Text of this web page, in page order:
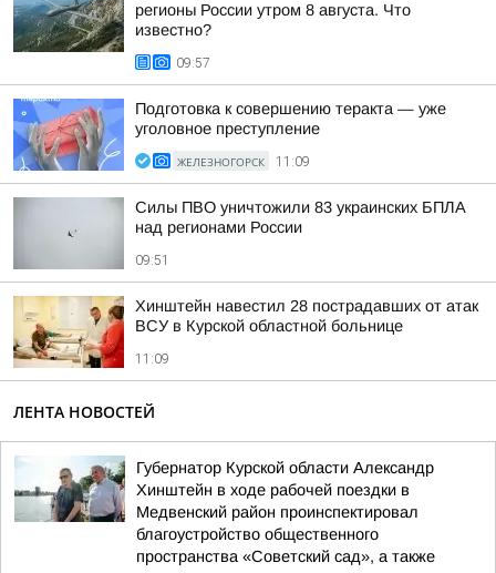
регионы России утром 8 августа. Что
известно?
09:57
Подготовка к совершению теракта — уже
уголовное преступление
ЖЕЛЕЗНОГОРСК 11:09
Силы ПВО уничтожили 83 украинских БПЛА
над регионами России
09:51
Хинштейн навестил 28 пострадавших от атак
ВСУ в Курской областной больнице
11:09
ЛЕНТА НОВОСТЕЙ
Губернатор Курской области Александр
Хинштейн в ходе рабочей поездки в
Медвенский район проинспектировал
благоустройство общественного
пространства «Советский сад», а также